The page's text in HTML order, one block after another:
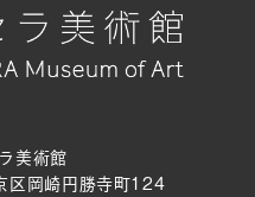
美術館
岡崎円勝寺町124